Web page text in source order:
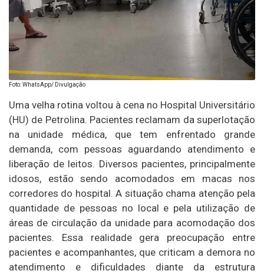
Foto: WhatsApp/ Divulgação
Uma velha rotina voltou à cena no Hospital Universitário
(HU) de Petrolina. Pacientes reclamam da superlotação
na unidade médica, que tem enfrentado grande
demanda, com pessoas aguardando atendimento e
liberação de leitos. Diversos pacientes, principalmente
idosos, estão sendo acomodados em macas nos
corredores do hospital. A situação chama atenção pela
quantidade de pessoas no local e pela utilização de
áreas de circulação da unidade para acomodação dos
pacientes. Essa realidade gera preocupação entre
pacientes e acompanhantes, que criticam a demora no
atendimento e dificuldades diante da estrutura